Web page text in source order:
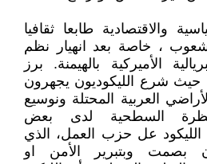
والاقتصادية طابعا ثقافيا
، خاصة بعد انهيار نظم
الأميركية بالهيمنة. برز
حيث شرع الليكوديون يجهرون
العربية المحتلة ونوسيع
السطحية لدى بعض
عل حزب العمل، الذي
بصمت وبتبرير الأمن او